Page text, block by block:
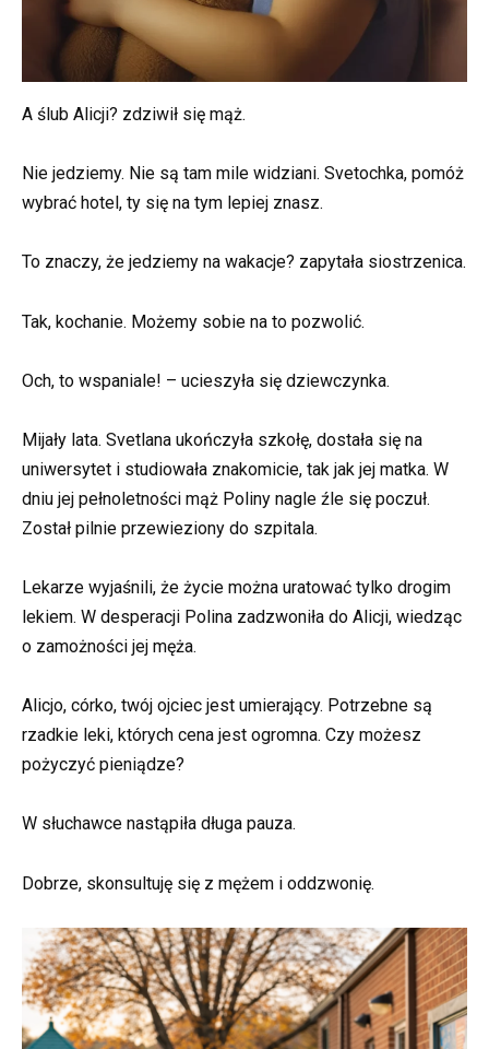
A ślub Alicji? zdziwił się mąż.
Nie jedziemy. Nie są tam mile widziani. Svetochka, pomóż
wybrać hotel, ty się na tym lepiej znasz.
To znaczy, że jedziemy na wakacje? zapytała siostrzenica.
Tak, kochanie. Możemy sobie na to pozwolić.
Och, to wspaniale! – ucieszyła się dziewczynka.
Mijały lata. Svetlana ukończyła szkołę, dostała się na
uniwersytet i studiowała znakomicie, tak jak jej matka. W
dniu jej pełnoletności mąż Poliny nagle źle się poczuł.
Został pilnie przewieziony do szpitala.
Lekarze wyjaśnili, że życie można uratować tylko drogim
lekiem. W desperacji Polina zadzwoniła do Alicji, wiedząc
o zamożności jej męża.
Alicjo, córko, twój ojciec jest umierający. Potrzebne są
rzadkie leki, których cena jest ogromna. Czy możesz
pożyczyć pieniądze?
W słuchawce nastąpiła długa pauza.
Dobrze, skonsultuję się z mężem i oddzwonię.